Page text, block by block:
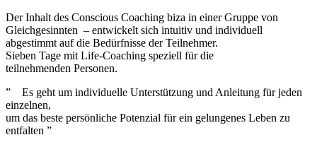
Der Inhalt des Conscious Coaching biza in einer Gruppe von
Gleichgesinnten – entwickelt sich intuitiv und individuell
abgestimmt auf die Bedürfnisse der Teilnehmer.
Sieben Tage mit Life-Coaching speziell für die
teilnehmenden Personen.
” Es geht um individuelle Unterstützung und Anleitung für jeden
einzelnen,
um das beste persönliche Potenzial für ein gelungenes Leben zu
entfalten ”